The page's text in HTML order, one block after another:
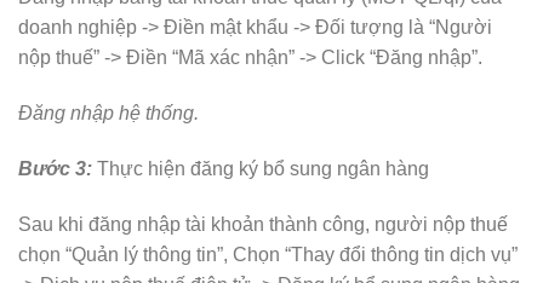
doanh nghiệp -> Điền mật khẩu -> Đối tượng là “Người
nộp thuế” -> Điền “Mã xác nhận” -> Click “Đăng nhập”.
Đăng nhập hệ thống.
Bước 3: Thực hiện đăng ký bổ sung ngân hàng
Sau khi đăng nhập tài khoản thành công, người nộp thuế
chọn “Quản lý thông tin”, Chọn “Thay đổi thông tin dịch vụ”